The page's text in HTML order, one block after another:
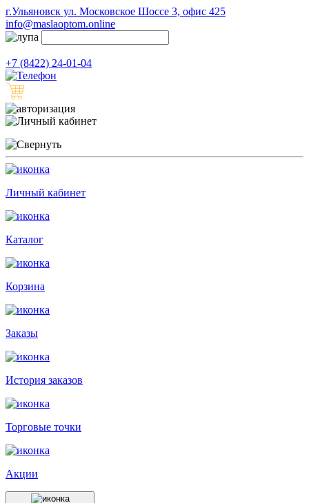
г.Ульяновск ул. Московское Шоссе 3, офис 425
info@maslaoptom.online
+7 (8422) 24-01-04
Личный кабинет
Каталог
Корзина
Заказы
История заказов
Торговые точки
Акции